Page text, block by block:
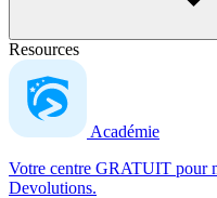
Resources
Académie
Votre centre GRATUIT pour
Devolutions.